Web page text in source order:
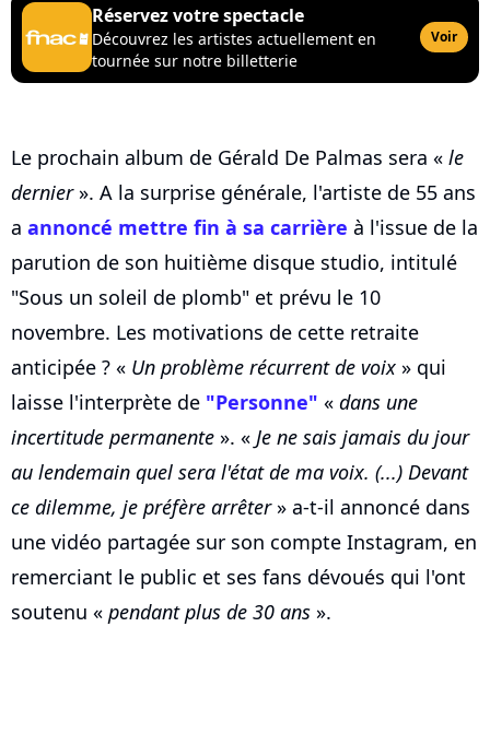
Réservez votre spectacle
Découvrez les artistes actuellement en
tournée sur notre billetterie
Voir
Le prochain album de Gérald De Palmas sera « le
dernier». A la surprise générale, l'artiste de 55 ans
a annoncé mettre fin à sa carrière à l'issue de la
parution de son huitième disque studio, intitulé
"Sous un soleil de plomb" et prévu le 10
novembre. Les motivations de cette retraite
anticipée ? « Un problème récurrent de voix » qui
laisse l'interprète de "Personne" « dans une
incertitude permanente ». « Je ne sais jamais du jour
au lendemain quel sera l'état de ma voix. (...) Devant
ce dilemme, je préfère arrêter» a-t-il annoncé dans
une vidéo partagée sur son compte Instagram, en
remerciant le public et ses fans dévoués qui l'ont
soutenu « pendant plus de 30 ans ».